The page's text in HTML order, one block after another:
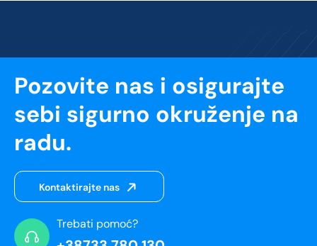
Pozovite nas i osigurajte
sebi sigurno okruženje na
radu.
Kontaktirajte nas
Trebati pomoć?